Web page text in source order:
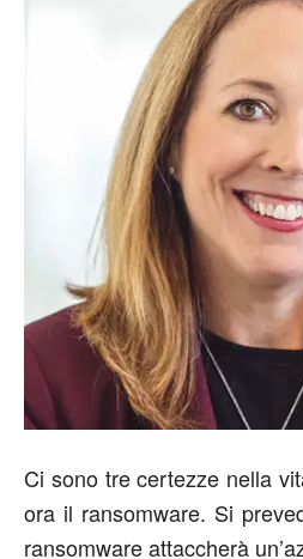
Ci sono tre certezze nella
ora il ransomware. Si
ransomware attaccherà